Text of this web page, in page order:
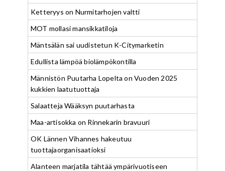
Ketteryys on Nurmitarhojen valtti
MOT mollasi mansikkatiloja
Mäntsälän sai uudistetun K-Citymarketin
Edullista lämpöä biolämpökontilla
Männistön Puutarha Lopelta on Vuoden 2025
kukkien laatutuottaja
Salaatteja Wääksyn puutarhasta
Maa-artisokka on Rinnekarin bravuuri
OK Lännen Vihannes hakeutuu
tuottajaorganisaatioksi
Alanteen marjatila tähtää ympärivuotiseen